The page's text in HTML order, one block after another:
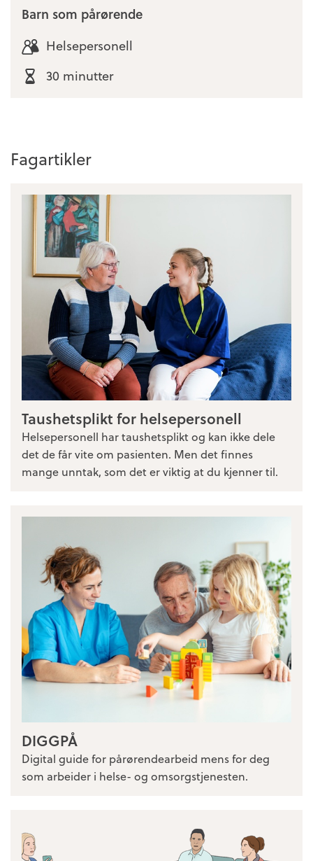
Barn som pårørende
Helsepersonell
30 minutter
Fagartikler
Taushetsplikt for helsepersonell
Helsepersonell har taushetsplikt og kan ikke dele
det de får vite om pasienten. Men det finnes
mange unntak, som det er viktig at du kjenner til.
DIGGPÅ
Digital guide for pårørendearbeid mens for deg
som arbeider i helse- og omsorgstjenesten.